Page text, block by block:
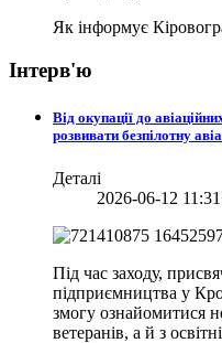
Як інформує
Інтерв'ю
Від окупації до
розвивати безпілотну
Деталі
2026-06-12
Під час заходу,
підприємництва у
змогу ознайомитися
ветеранів, а й з